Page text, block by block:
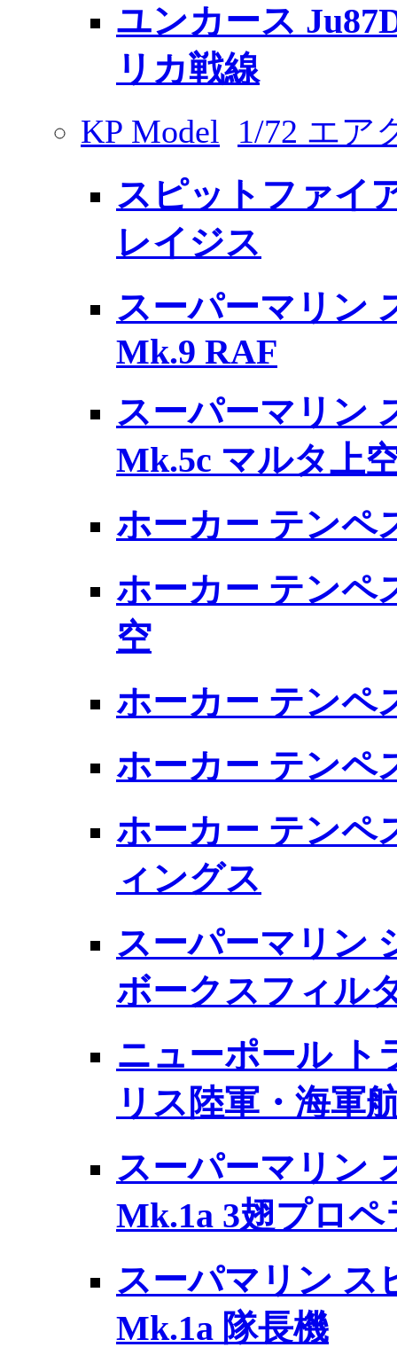
ユンカース
リカ戦線
KP Model 1/72 エア
スピットファイ
レイジス
スーパーマリン
Mk.9 RAF
スーパーマリン
Mk.5c マルタ上
ホーカー テンペ
ホーカー テンペ
空
ホーカー テンペ
ホーカー テンペ
ホーカー テンペ
ィングス
スーパーマリン
ボークスフィル
ニューポール ト
リス陸軍・海軍
スーパーマリン
Mk.1a 3翅プロペ
スーパマリン ス
Mk.1a 隊長機